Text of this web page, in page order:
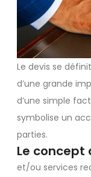
Le devis se
d’une grande
d’une simple
symbolise un
parties.
Le concept
et/ou services